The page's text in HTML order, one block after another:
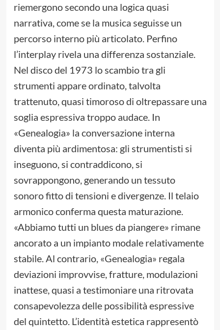
riemergono secondo una logica quasi
narrativa, come se la musica seguisse un
percorso interno più articolato. Perfino
l’interplay rivela una differenza sostanziale.
Nel disco del 1973 lo scambio tra gli
strumenti appare ordinato, talvolta
trattenuto, quasi timoroso di oltrepassare una
soglia espressiva troppo audace. In
«Genealogia» la conversazione interna
diventa più ardimentosa: gli strumentisti si
inseguono, si contraddicono, si
sovrappongono, generando un tessuto
sonoro fitto di tensioni e divergenze. Il telaio
armonico conferma questa maturazione.
«Abbiamo tutti un blues da piangere» rimane
ancorato a un impianto modale relativamente
stabile. Al contrario, «Genealogia» regala
deviazioni improvvise, fratture, modulazioni
inattese, quasi a testimoniare una ritrovata
consapevolezza delle possibilità espressive
del quintetto. L’identità estetica rappresentò